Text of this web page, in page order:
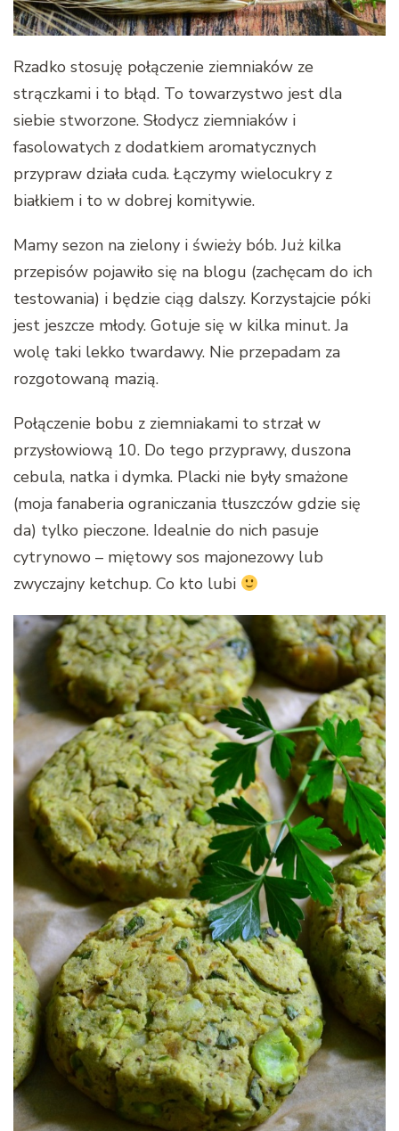
Rzadko stosuję połączenie ziemniaków ze
strączkami i to błąd. To towarzystwo jest dla
siebie stworzone. Słodycz ziemniaków i
fasolowatych z dodatkiem aromatycznych
przypraw działa cuda. Łączymy wielocukry z
białkiem i to w dobrej komitywie.
Mamy sezon na zielony i świeży bób. Już kilka
przepisów pojawiło się na blogu (zachęcam do ich
testowania) i będzie ciąg dalszy. Korzystajcie póki
jest jeszcze młody. Gotuje się w kilka minut. Ja
wolę taki lekko twardawy. Nie przepadam za
rozgotowaną mazią.
Połączenie bobu z ziemniakami to strzał w
przysłowiową 10. Do tego przyprawy, duszona
cebula, natka i dymka. Placki nie były smażone
(moja fanaberia ograniczania tłuszczów gdzie się
da) tylko pieczone. Idealnie do nich pasuje
cytrynowo – miętowy sos majonezowy lub
zwyczajny ketchup. Co kto lubi